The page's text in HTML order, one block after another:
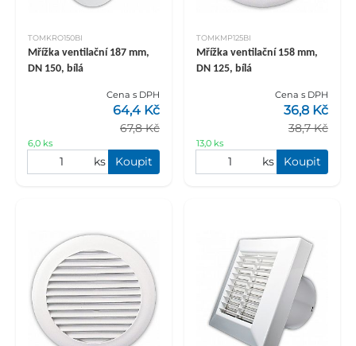
TOMKRO150BI
Mřížka ventilační 187 mm,
DN 150, bílá
Cena s DPH
67,8 Kč
64,4 Kč
6,0 ks
ks Koupit
TOMKMP125BI
Mřížka ventilační 158 mm,
DN 125, bílá
Cena s DPH
38,7 Kč
36,8 Kč
13,0 ks
ks Koupit